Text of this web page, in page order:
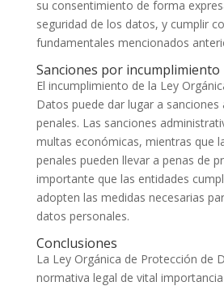
su consentimiento de forma
seguridad de los datos, y cumplir
fundamentales mencionados
Sanciones por incumplimiento
El incumplimiento de la Ley
Datos puede dar lugar a
penales. Las sanciones
multas económicas, mientras que
penales pueden llevar a penas de
importante que las entidades
adopten las medidas necesarias
datos personales.
Conclusiones
La Ley Orgánica de Protección de
normativa legal de vital